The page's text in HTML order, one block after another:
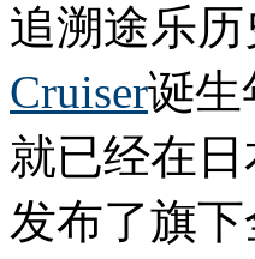
追溯途乐
Cruiser诞生
就已经在
发布了旗